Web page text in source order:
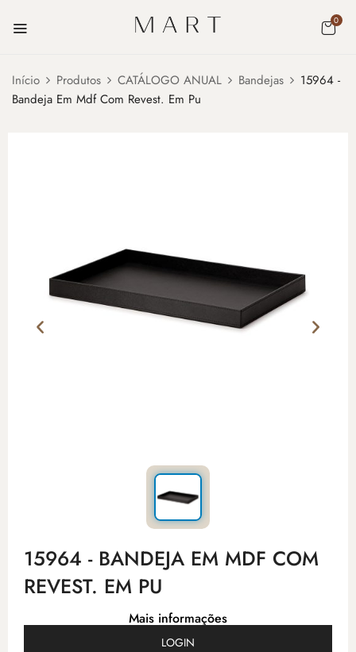
0
Início Produtos CATÁLOGO ANUAL Bandejas
15964 -
Bandeja Em Mdf Com Revest. Em Pu
15964 - BANDEJA EM MDF COM
REVEST. EM PU
Mais informações
LOGIN